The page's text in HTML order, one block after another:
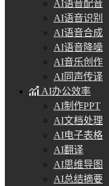
AI语音配音
AI语音识别
AI语音合成
AI语音降噪
AI音乐创作
AI同声传译
AI办公效率
AI制作PPT
AI文档处理
AI电子表格
AI翻译
AI思维导图
AI总结摘要